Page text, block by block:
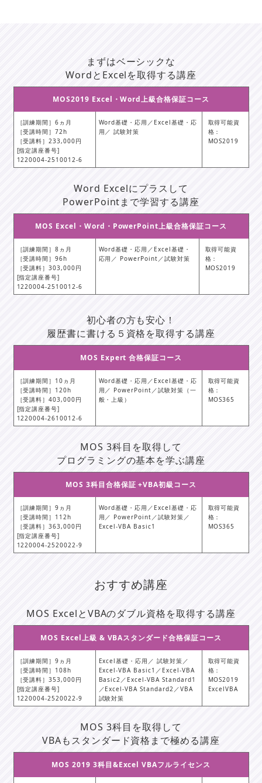
まずはベーシックな
WordとExcelを取得する講座
MOS2019 Excel・Word上級合格保証コース
［訓練期間］6ヵ月
［受講時間］72h
［受講料］233,000円
[指定講座番号]
1220004-2510012-6
Word基礎・応用／Excel基礎・応
用／ 試験対策
取得可能資
格：
MOS2019
Word Excelにプラスして
PowerPointまで学習する講座
MOS Excel・Word・PowerPoint上級合格保証コース
［訓練期間］8ヵ月
［受講時間］96h
［受講料］303,000円
[指定講座番号]
1220004-2510012-6
Word基礎・応用／Excel基礎・
応用／ PowerPoint／試験対策
取得可能資
格：
MOS2019
初心者の方も安心！
履歴書に書ける５資格を取得する講座
MOS Expert 合格保証コース
［訓練期間］10ヵ月
［受講時間］120h
［受講料］403,000円
[指定講座番号]
1220004-2610012-6
Word基礎・応用／Excel基礎・応
用／ PowerPoint／試験対策（一
般・上級）
取得可能資
格：
MOS365
MOS 3科目を取得して
プログラミングの基本を学ぶ講座
MOS 3科目合格保証 +VBA初級コース
［訓練期間］9ヵ月
［受講時間］112h
［受講料］363,000円
[指定講座番号]
1220004-2520022-9
Word基礎・応用／Excel基礎・応
用／ PowerPoint／試験対策／
Excel-VBA Basic1
取得可能資
格：
MOS365
おすすめ講座
MOS ExcelとVBAのダブル資格を取得する講座
MOS Excel上級 & VBAスタンダード合格保証コース
［訓練期間］9ヵ月
［受講時間］108h
［受講料］353,000円
[指定講座番号]
1220004-2520022-9
Excel基礎・応用／ 試験対策／
Excel-VBA Basic1／Excel-VBA
Basic2／Excel-VBA Standard1
／Excel-VBA Standard2／VBA
試験対策
取得可能資
格：
MOS2019
ExcelVBA
MOS 3科目を取得して
VBAもスタンダード資格まで極める講座
MOS 2019 3科目&Excel VBAフルライセンス